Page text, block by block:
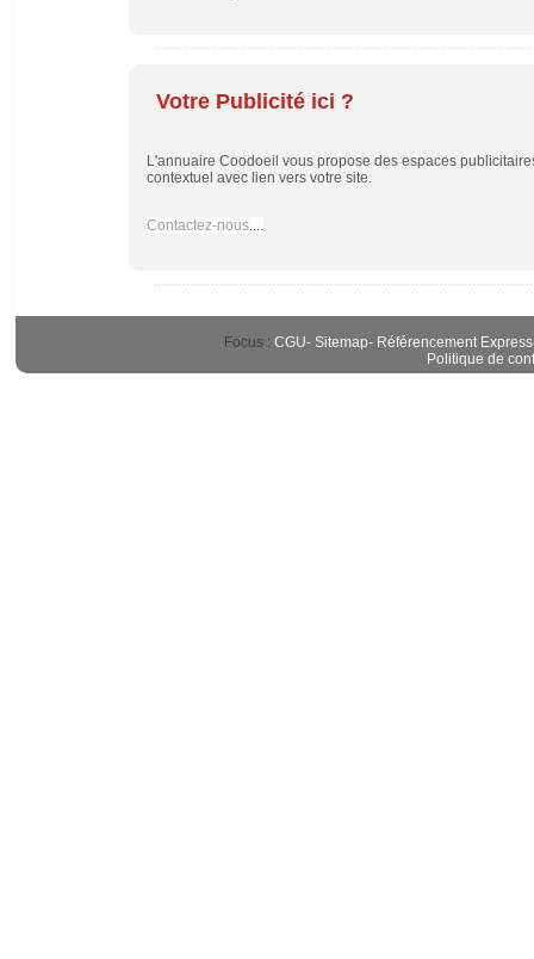
Votre Publicité ici ?
L'annuaire Coodoeil vous propose des espaces
contextuel avec lien vers votre site.
Contactez-nous....
Focus : CGU- Sitemap- Référencement Express
Politique de